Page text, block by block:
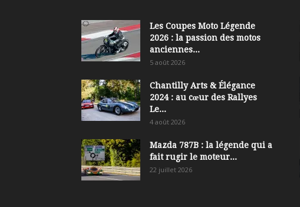
Les Coupes Moto Légende
2026 : la passion des motos
anciennes...
5 août 2026
Chantilly Arts & Élégance
2024 : au cœur des Rallyes
Le...
4 août 2026
Mazda 787B : la légende qui a
fait rugir le moteur...
22 juillet 2026